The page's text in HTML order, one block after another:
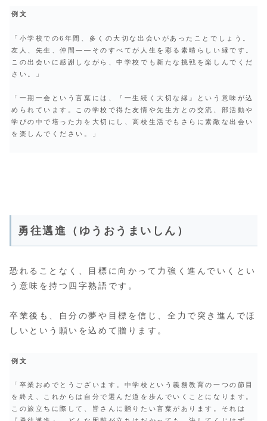
例文
「小学校での6年間、多くの大切な出会いがあったことでしょう。
友人、先生、仲間――そのすべてが人生を彩る素晴らしい縁です。
この出会いに感謝しながら、中学校でも新たな挑戦を楽しんでくだ
さい。」
「一期一会という言葉には、『一生続く大切な縁』という意味が込
められています。この学校で得た友情や先生方との交流、部活動や
学びの中で培った力を大切にし、高校生活でもさらに素敵な出会い
を楽しんでください。」
勇往邁進（ゆうおうまいしん）
恐れることなく、目標に向かって力強く進んでいくとい
う意味を持つ四字熟語です。
卒業後も、自分の夢や目標を信じ、全力で突き進んでほ
しいという願いを込めて贈ります。
例文
「卒業おめでとうございます。中学校という義務教育の一つの節目
を終え、これからは自分で選んだ道を歩んでいくことになります。
この旅立ちに際して、皆さんに贈りたい言葉があります。それは